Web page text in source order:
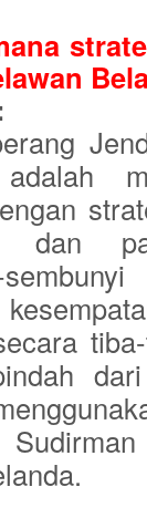
dan